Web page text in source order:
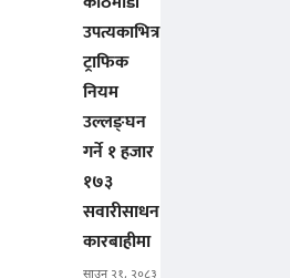
उपत्यकाभित्र
ट्राफिक
नियम
उल्लङ्घन
गर्ने १ हजार
१७३
सवारीसाधन
कारबाहीमा